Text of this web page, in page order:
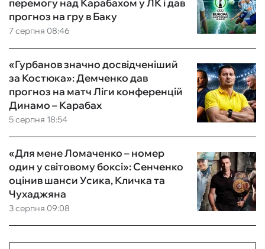
7 серпня 08:46
перемогу над Карабахом у ЛК і дав
прогноз на гру в Баку
5 серпня 18:54
«Гурбанов значно досвідченіший
за Костюка»: Демченко дав
прогноз на матч Ліги конференцій
Динамо – Карабах
3 серпня 09:08
«Для мене Ломаченко – номер
один у світовому боксі»: Сенченко
оцінив шанси Усика, Кличка та
Чухаджяна